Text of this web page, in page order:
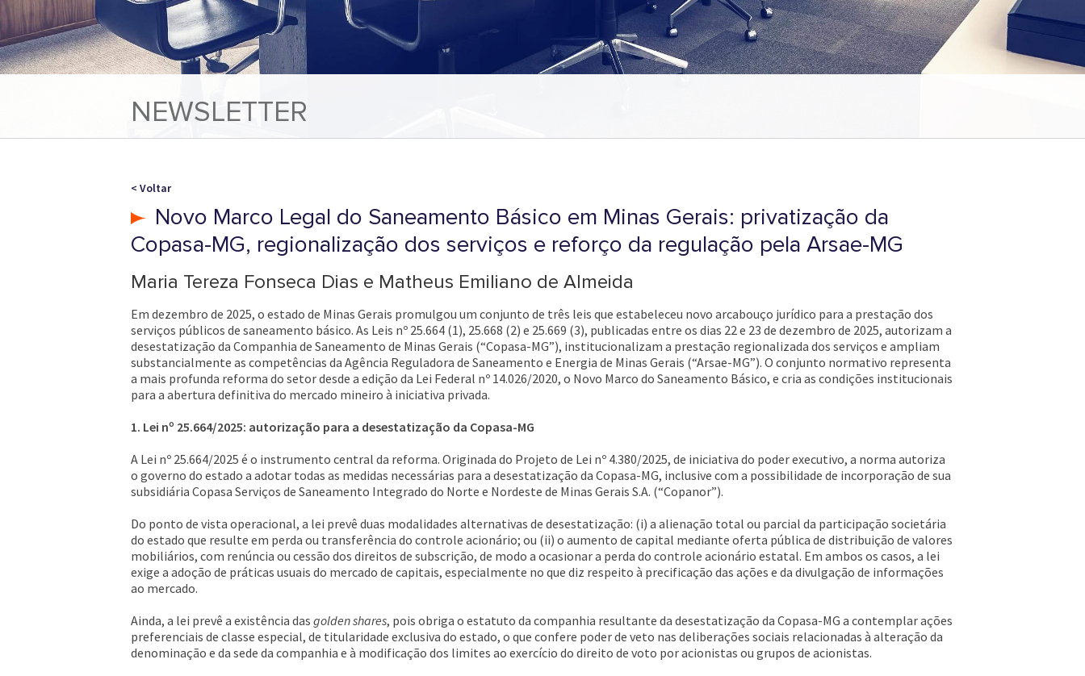
NEWSLETTER
< Voltar
Novo Marco Legal do Saneamento Básico em Minas Gerais: privatização da
Copasa-MG, regionalização dos serviços e reforço da regulação pela Arsae-MG
Maria Tereza Fonseca Dias e Matheus Emiliano de Almeida
Em dezembro de 2025, o estado de Minas Gerais promulgou um conjunto de três leis que estabeleceu novo arcabouço jurídico para a prestação dos
serviços públicos de saneamento básico. As Leis nº 25.664 (1), 25.668 (2) e 25.669 (3), publicadas entre os dias 22 e 23 de dezembro de 2025, autorizam a
desestatização da Companhia de Saneamento de Minas Gerais (“Copasa-MG”), institucionalizam a prestação regionalizada dos serviços e ampliam
substancialmente as competências da Agência Reguladora de Saneamento e Energia de Minas Gerais (“Arsae-MG”). O conjunto normativo representa
a mais profunda reforma do setor desde a edição da Lei Federal nº 14.026/2020, o Novo Marco do Saneamento Básico, e cria as condições institucionais
para a abertura definitiva do mercado mineiro à iniciativa privada.
1. Lei nº 25.664/2025: autorização para a desestatização da Copasa-MG
A Lei nº 25.664/2025 é o instrumento central da reforma. Originada do Projeto de Lei nº 4.380/2025, de iniciativa do poder executivo, a norma autoriza
o governo do estado a adotar todas as medidas necessárias para a desestatização da Copasa-MG, inclusive com a possibilidade de incorporação de sua
subsidiária Copasa Serviços de Saneamento Integrado do Norte e Nordeste de Minas Gerais S.A. (“Copanor”).
Do ponto de vista operacional, a lei prevê duas modalidades alternativas de desestatização: (i) a alienação total ou parcial da participação societária
do estado que resulte em perda ou transferência do controle acionário; ou (ii) o aumento de capital mediante oferta pública de distribuição de valores
mobiliários, com renúncia ou cessão dos direitos de subscrição, de modo a ocasionar a perda do controle acionário estatal. Em ambos os casos, a lei
exige a adoção de práticas usuais do mercado de capitais, especialmente no que diz respeito à precificação das ações e da divulgação de informações
ao mercado.
Ainda, a lei prevê a existência das golden shares, pois obriga o estatuto da companhia resultante da desestatização da Copasa-MG a contemplar ações
preferenciais de classe especial, de titularidade exclusiva do estado, o que confere poder de veto nas deliberações sociais relacionadas à alteração da
denominação e da sede da companhia e à modificação dos limites ao exercício do direito de voto por acionistas ou grupos de acionistas.